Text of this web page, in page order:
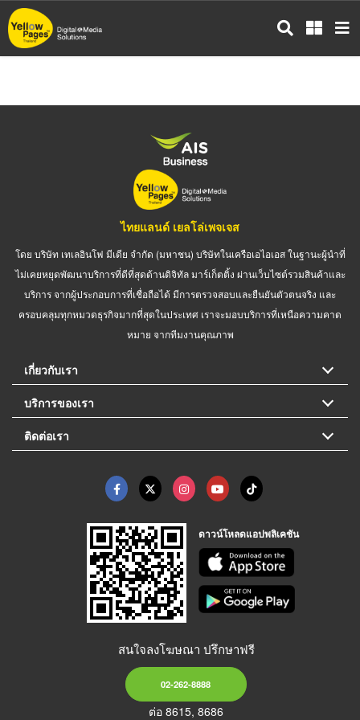
ข้าม
ไป
ไทยแลนด์ เยลโล่เพจเจส
โดย บริษัท เทเลอินโฟ มีเดีย จำกัด (มหาชน) บริษัทในเครือเอไอเอส ในฐานะผู้นำที่
ไม่เคยหยุดพัฒนาบริการที่ดีที่สุดด้านดิจิทัล มาร์เก็ตติ้ง ผ่านเว็บไซต์รวมสินค้าและ
บริการ จากผู้ประกอบการที่เชื่อถือได้ มีการตรวจสอบและยืนยันตัวตนจริง และ
ครอบคลุมทุกหมวดธุรกิจมากที่สุดในประเทศ เราจะมอบบริการที่เหนือความคาด
หมาย จากทีมงานคุณภาพ
เกี่ยวกับเรา
บริการของเรา
ติดต่อเรา
ดาวน์โหลดแอปพลิเคชัน
สนใจลงโฆษณา ปรึกษาฟรี
02-262-8888
ต่อ 8615, 8686